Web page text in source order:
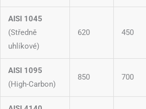
AISI 1045
(Středně
uhlíkové)
620 450
AISI 1095
(High-Carbon)
850 700